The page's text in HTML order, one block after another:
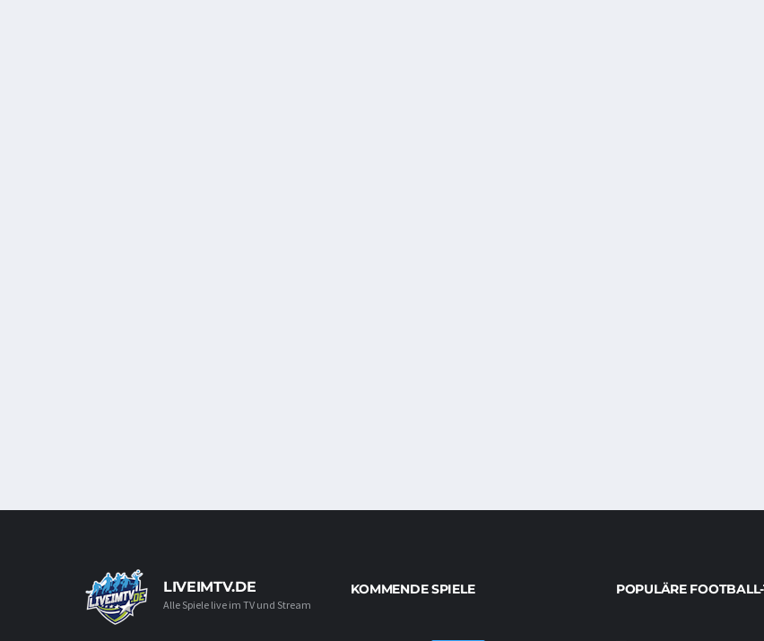
LIVEIMTV.DE
Alle Spiele live im TV und Stream
KOMMENDE SPIELE POPULÄRE